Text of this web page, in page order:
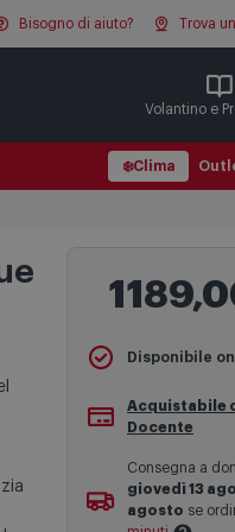
Bisogno di aiuto? Trova
Volantino e
❄️Clima
Disponibile
Acquistabile
Docente
Consegna a
giovedì 13
agosto se